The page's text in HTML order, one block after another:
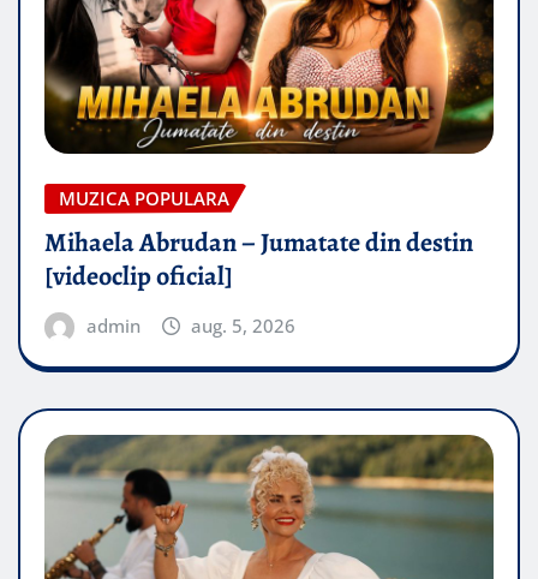
MUZICA POPULARA
Mihaela Abrudan – Jumatate din destin
[videoclip oficial]
admin aug. 5, 2026